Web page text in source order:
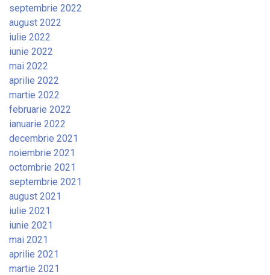
septembrie 2022
august 2022
iulie 2022
iunie 2022
mai 2022
aprilie 2022
martie 2022
februarie 2022
ianuarie 2022
decembrie 2021
noiembrie 2021
octombrie 2021
septembrie 2021
august 2021
iulie 2021
iunie 2021
mai 2021
aprilie 2021
martie 2021